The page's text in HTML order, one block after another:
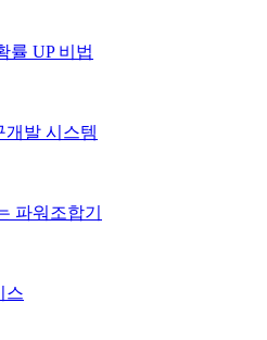
률 UP 비법
개발 시스템
파워조합기
스